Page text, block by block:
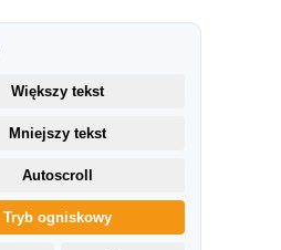
Większy tekst
Mniejszy tekst
Autoscroll
Tryb ogniskowy